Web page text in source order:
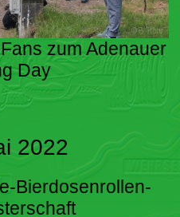
zum Adenauer
Day
2022
Bierdosenrollen-